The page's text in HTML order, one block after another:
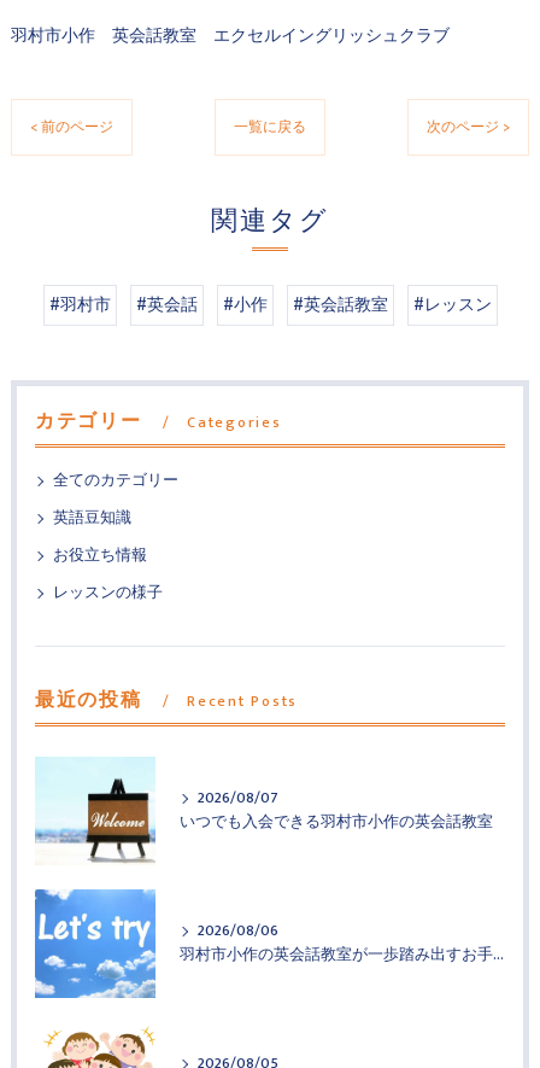
羽村市小作 英会話教室 エクセルイングリッシュクラブ
< 前のページ 一覧に戻る 次のページ >
関連タグ
#羽村市 #英会話 #小作 #英会話教室 #レッスン
カテゴリー Categories
全てのカテゴリー
英語豆知識
お役立ち情報
レッスンの様子
最近の投稿 Recent Posts
2026/08/07
いつでも入会できる羽村市小作の英会話教室
2026/08/06
羽村市小作の英会話教室が一歩踏み出すお手伝い